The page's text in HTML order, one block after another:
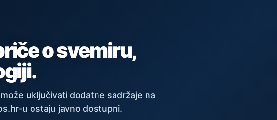
o svemiru,
uključivati dodatne sadržaje na
u ostaju javno dostupni.